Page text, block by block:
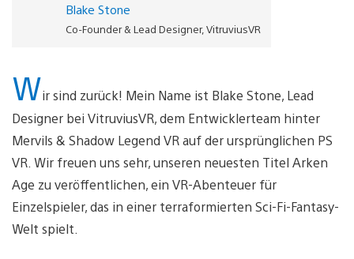
Blake Stone
Co-Founder & Lead Designer, VitruviusVR
Wir sind zurück! Mein Name ist Blake Stone, Lead
Designer bei VitruviusVR, dem Entwicklerteam hinter
Mervils & Shadow Legend VR auf der ursprünglichen PS
VR. Wir freuen uns sehr, unseren neuesten Titel Arken
Age zu veröffentlichen, ein VR-Abenteuer für
Einzelspieler, das in einer terraformierten Sci-Fi-Fantasy-
Welt spielt.